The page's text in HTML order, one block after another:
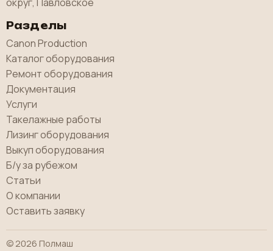
Разделы
Canon Production
Каталог оборудования
Ремонт оборудования
Документация
Услуги
Такелажные работы
Лизинг оборудования
Выкуп оборудования
Б/у за рубежом
Статьи
О компании
Оставить заявку
© 2026 Полмаш